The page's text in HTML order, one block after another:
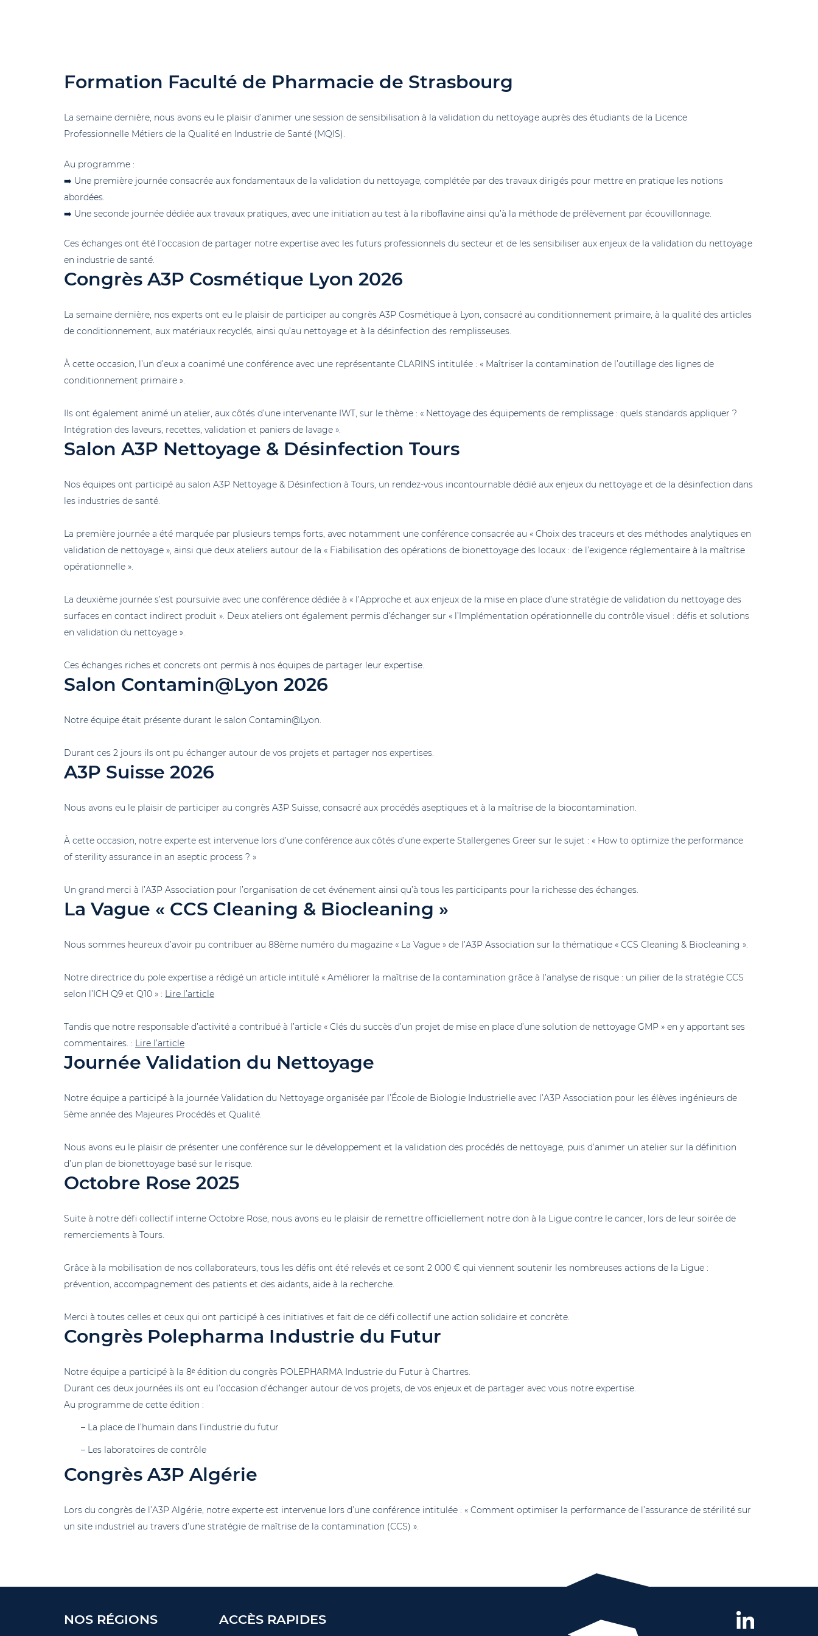
Formation Faculté de Pharmacie de Strasbourg
La semaine dernière, nous avons eu le plaisir d’animer une session de sensibilisation à la validation du nettoyage auprès des étudiants de la Licence
Professionnelle Métiers de la Qualité en Industrie de Santé (MQIS).
Au programme :
➡️ Une première journée consacrée aux fondamentaux de la validation du nettoyage, complétée par des travaux dirigés pour mettre en pratique les notions
abordées.
➡️ Une seconde journée dédiée aux travaux pratiques, avec une initiation au test à la riboflavine ainsi qu’à la méthode de prélèvement par écouvillonnage.
Ces échanges ont été l’occasion de partager notre expertise avec les futurs professionnels du secteur et de les sensibiliser aux enjeux de la validation du nettoyage
en industrie de santé.
Congrès A3P Cosmétique Lyon 2026
La semaine dernière, nos experts ont eu le plaisir de participer au congrès A3P Cosmétique à Lyon, consacré au conditionnement primaire, à la qualité des articles
de conditionnement, aux matériaux recyclés, ainsi qu’au nettoyage et à la désinfection des remplisseuses.
À cette occasion, l’un d’eux a coanimé une conférence avec une représentante CLARINS intitulée : « Maîtriser la contamination de l’outillage des lignes de
conditionnement primaire ».
Ils ont également animé un atelier, aux côtés d’une intervenante IWT, sur le thème : « Nettoyage des équipements de remplissage : quels standards appliquer ?
Intégration des laveurs, recettes, validation et paniers de lavage ».
Salon A3P Nettoyage & Désinfection Tours
Nos équipes ont participé au salon A3P Nettoyage & Désinfection à Tours, un rendez-vous incontournable dédié aux enjeux du nettoyage et de la désinfection dans
les industries de santé.
La première journée a été marquée par plusieurs temps forts, avec notamment une conférence consacrée au « Choix des traceurs et des méthodes analytiques en
validation de nettoyage », ainsi que deux ateliers autour de la « Fiabilisation des opérations de bionettoyage des locaux : de l’exigence réglementaire à la maîtrise
opérationnelle ».
La deuxième journée s’est poursuivie avec une conférence dédiée à « l’Approche et aux enjeux de la mise en place d’une stratégie de validation du nettoyage des
surfaces en contact indirect produit ». Deux ateliers ont également permis d’échanger sur « l’Implémentation opérationnelle du contrôle visuel : défis et solutions
en validation du nettoyage ».
Ces échanges riches et concrets ont permis à nos équipes de partager leur expertise.
Salon Contamin@Lyon 2026
Notre équipe était présente durant le salon Contamin@Lyon.
Durant ces 2 jours ils ont pu échanger autour de vos projets et partager nos expertises.
A3P Suisse 2026
Nous avons eu le plaisir de participer au congrès A3P Suisse, consacré aux procédés aseptiques et à la maîtrise de la biocontamination.
À cette occasion, notre experte est intervenue lors d’une conférence aux côtés d’une experte Stallergenes Greer sur le sujet : « How to optimize the performance
of sterility assurance in an aseptic process ? »
Un grand merci à l’A3P Association pour l’organisation de cet événement ainsi qu’à tous les participants pour la richesse des échanges.
La Vague « CCS Cleaning & Biocleaning »
Nous sommes heureux d’avoir pu contribuer au 88ème numéro du magazine « La Vague » de l’A3P Association sur la thématique « CCS Cleaning & Biocleaning ».
Notre directrice du pole expertise a rédigé un article intitulé « Améliorer la maîtrise de la contamination grâce à l’analyse de risque : un pilier de la stratégie CCS
selon l’ICH Q9 et Q10 » : Lire l’article
Tandis que notre responsable d’activité a contribué à l’article « Clés du succès d’un projet de mise en place d’une solution de nettoyage GMP » en y apportant ses
commentaires. : Lire l’article
Journée Validation du Nettoyage
Notre équipe a participé à la journée Validation du Nettoyage organisée par l’École de Biologie Industrielle avec l’A3P Association pour les élèves ingénieurs de
5ème année des Majeures Procédés et Qualité.
Nous avons eu le plaisir de présenter une conférence sur le développement et la validation des procédés de nettoyage, puis d’animer un atelier sur la définition
d’un plan de bionettoyage basé sur le risque.
Octobre Rose 2025
Suite à notre défi collectif interne Octobre Rose, nous avons eu le plaisir de remettre officiellement notre don à la Ligue contre le cancer, lors de leur soirée de
remerciements à Tours.
Grâce à la mobilisation de nos collaborateurs, tous les défis ont été relevés et ce sont 2 000 € qui viennent soutenir les nombreuses actions de la Ligue :
prévention, accompagnement des patients et des aidants, aide à la recherche.
Merci à toutes celles et ceux qui ont participé à ces initiatives et fait de ce défi collectif une action solidaire et concrète.
Congrès Polepharma Industrie du Futur
Notre équipe a participé à la 8ᵉ édition du congrès POLEPHARMA Industrie du Futur à Chartres.
Durant ces deux journées ils ont eu l’occasion d’échanger autour de vos projets, de vos enjeux et de partager avec vous notre expertise.
Au programme de cette édition :
– La place de l’humain dans l’industrie du futur
– Les laboratoires de contrôle
Congrès A3P Algérie
Lors du congrès de l’A3P Algérie, notre experte est intervenue lors d’une conférence intitulée : « Comment optimiser la performance de l’assurance de stérilité sur
un site industriel au travers d’une stratégie de maîtrise de la contamination (CCS) ».
NOS RÉGIONS ACCÈS RAPIDES